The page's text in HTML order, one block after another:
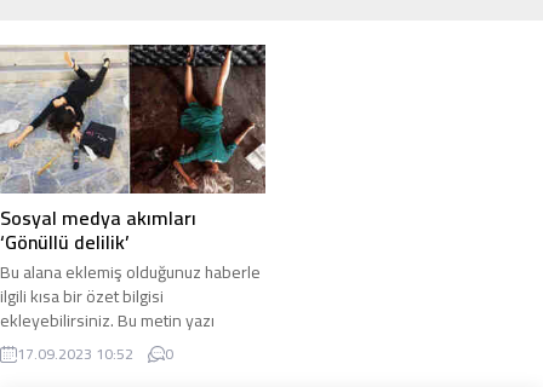
Sosyal medya akımları
‘Gönüllü delilik’
Bu alana eklemiş olduğunuz haberle
ilgili kısa bir özet bilgisi
ekleyebilirsiniz. Bu metin yazı
düzenleme sayfasında “Özet”
bölümünden eklenebilir. Özet
17.09.2023 10:52 0